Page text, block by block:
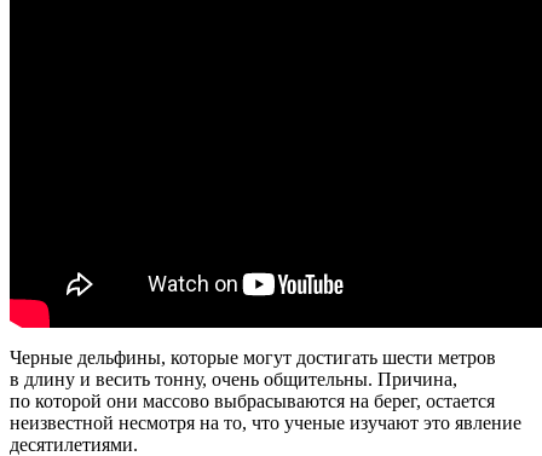
Черные дельфины, которые могут достигать шести метров
в длину и весить тонну, очень общительны. Причина,
по которой они массово выбрасываются на берег, остается
неизвестной несмотря на то, что ученые изучают это явление
десятилетиями.